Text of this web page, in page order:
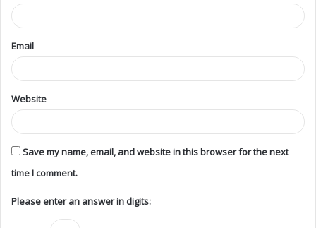
Email
Website
Save my name, email, and website in this browser for the next
time I comment.
Please enter an answer in digits: